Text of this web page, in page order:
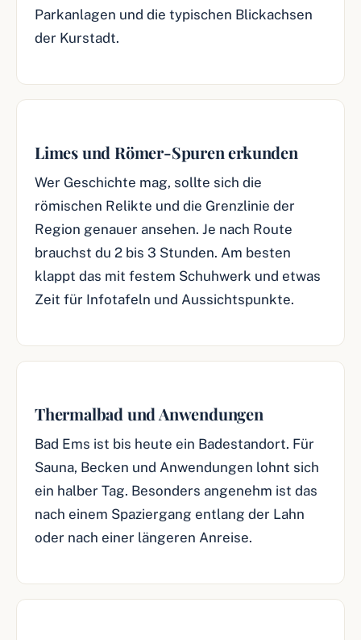
Parkanlagen und die typischen Blickachsen
der Kurstadt.
Limes und Römer-Spuren erkunden
Wer Geschichte mag, sollte sich die
römischen Relikte und die Grenzlinie der
Region genauer ansehen. Je nach Route
brauchst du 2 bis 3 Stunden. Am besten
klappt das mit festem Schuhwerk und etwas
Zeit für Infotafeln und Aussichtspunkte.
Thermalbad und Anwendungen
Bad Ems ist bis heute ein Badestandort. Für
Sauna, Becken und Anwendungen lohnt sich
ein halber Tag. Besonders angenehm ist das
nach einem Spaziergang entlang der Lahn
oder nach einer längeren Anreise.